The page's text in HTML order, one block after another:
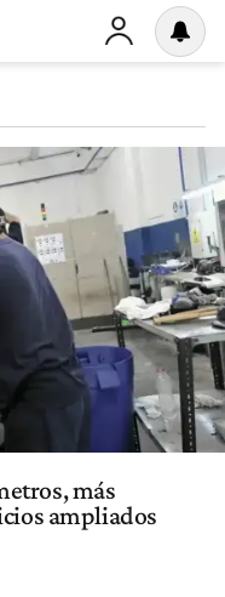
más
ampliados